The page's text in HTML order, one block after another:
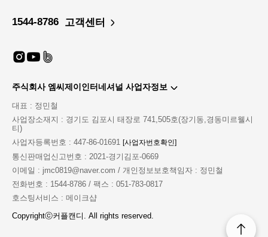
1544-8786 고객센터
주식회사 엠씨제이인터네셔널 사업자정보
대표 : 정민철
사업장소재지 : 경기도 김포시 태장로 741,505호(장기동,경동미르웰시
티)
사업자등록번호 : 447-86-01691
[사업자번호확인]
통신판매업신고번호 : 2021-경기김포-0669
이메일 : jmc0819@naver.com / 개인정보보호책임자 : 정민철
전화번호 : 1544-8786 / 팩스 : 051-783-0817
호스팅서비스 : 메이크샵
Copyrightⓒ커플캔디. All rights reserved.